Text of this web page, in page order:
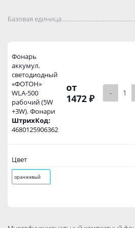
Базовая
Фонарь
аккумул.
светодиодный
«ФОТОН»
WLA-500
рабочий (5W
+3W). Фонари
ШтрихКод:
4680125906362
от
1472 ₽
-
Цвет
оранжевый